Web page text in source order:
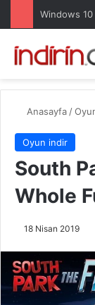
Windows 10
Anasayfa /
Oyun indir
South
Whole
18 Nisan 2019